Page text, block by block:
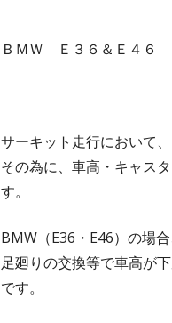
ＢＭＷ Ｅ３６＆Ｅ４６
サーキット走行において
その為に、車高・キャス
す。
BMW（E36・E46）の場
足廻りの交換等で車高が
です。